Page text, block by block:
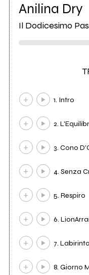
Anilina Dry
Il Dodicesimo
1. Intro
2.
3. Cono
4. Senza
5. Respiro
6.
7.
8. Giorno